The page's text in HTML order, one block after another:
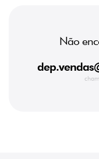
Não